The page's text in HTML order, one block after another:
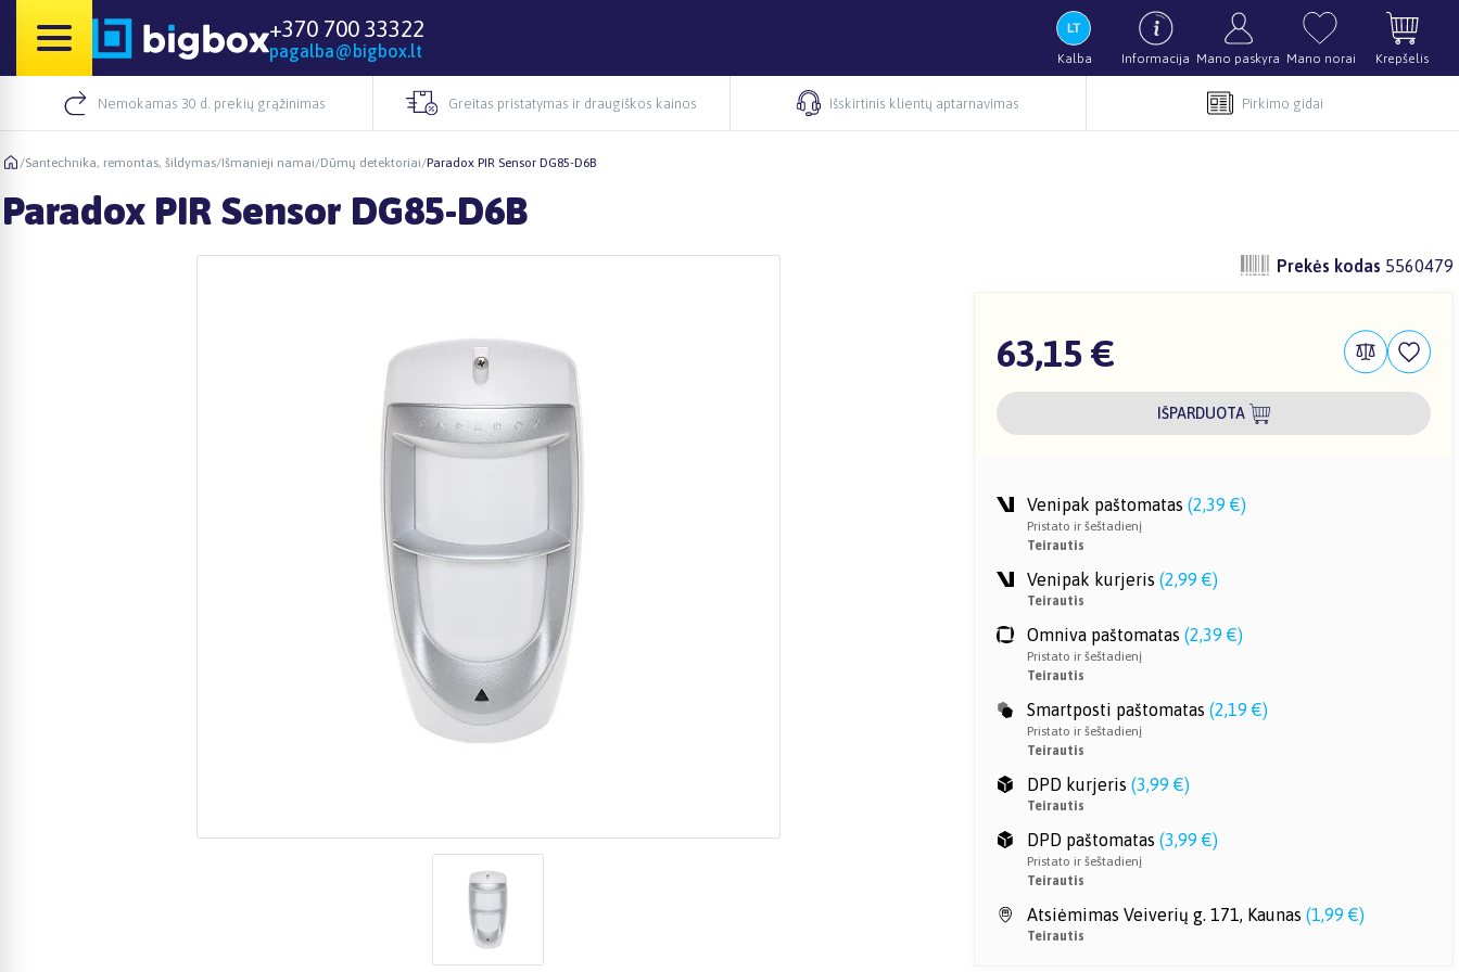
+370 700 33322
pagalba@bigbox.lt Kalba Informacija Mano paskyra Mano norai Krepšelis
Nemokamas 30 d. prekių grąžinimas Greitas pristatymas ir draugiškos kainos Išskirtinis klientų aptarnavimas Pirkimo gidai
/Santechnika, remontas, šildymas/Išmanieji namai/Dūmų detektoriai/Paradox PIR Sensor DG85-D6B
Paradox PIR Sensor DG85-D6B
Prekės kodas 5560479
63,15 €
IŠPARDUOTA
Venipak paštomatas (2,39 €)
Pristato ir šeštadienį
Teirautis
Venipak kurjeris (2,99 €)
Teirautis
Omniva paštomatas (2,39 €)
Pristato ir šeštadienį
Teirautis
Smartposti paštomatas (2,19 €)
Pristato ir šeštadienį
Teirautis
DPD kurjeris (3,99 €)
Teirautis
DPD paštomatas (3,99 €)
Pristato ir šeštadienį
Teirautis
Atsiėmimas Veiverių g. 171, Kaunas (1,99 €)
Teirautis